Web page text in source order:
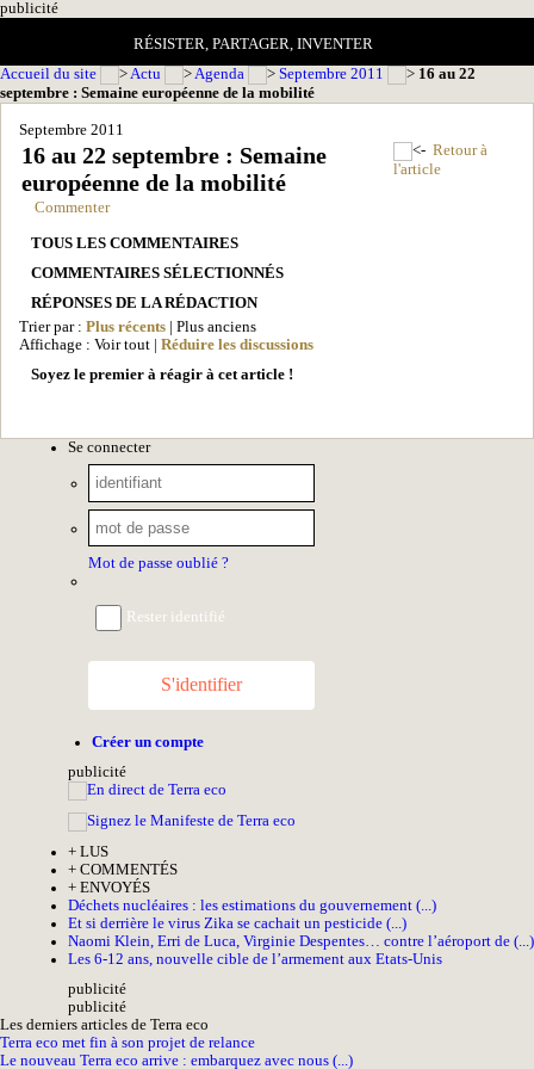
publicité
RÉSISTER, PARTAGER, INVENTER
Accueil du site
Actu Agenda Septembre 2011
16 au 22
septembre : Semaine européenne de la mobilité
Septembre 2011
16 au 22 septembre : Semaine
européenne de la mobilité
Retour à
l'article
Commenter
TOUS LES COMMENTAIRES
COMMENTAIRES SÉLECTIONNÉS
RÉPONSES DE LA RÉDACTION
Trier par : Plus récents | Plus anciens
Affichage : Voir tout | Réduire les discussions
Soyez le premier à réagir à cet article !
Se connecter
Mot de passe oublié ?
Rester identifié
S'identifier
Créer un compte
publicité
+ LUS
+ COMMENTÉS
+ ENVOYÉS
Déchets nucléaires : les estimations du gouvernement (...)
Et si derrière le virus Zika se cachait un pesticide (...)
Naomi Klein, Erri de Luca, Virginie Despentes… contre l’aéroport de (...)
Les 6-12 ans, nouvelle cible de l’armement aux Etats-Unis
publicité
publicité
Les derniers articles de Terra eco
Terra eco met fin à son projet de relance
Le nouveau Terra eco arrive : embarquez avec nous (...)